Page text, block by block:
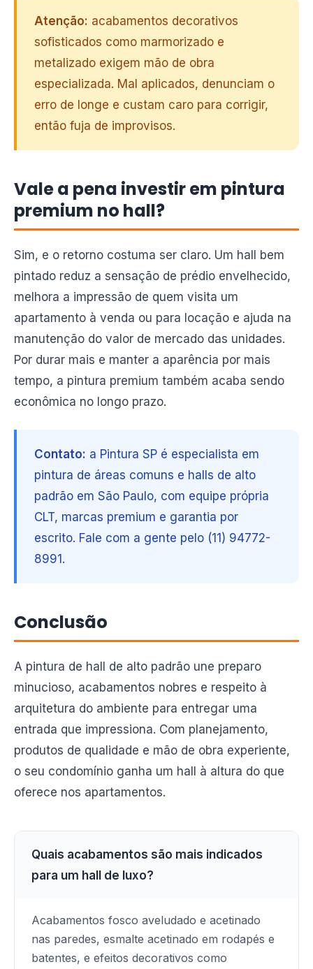
Atenção: acabamentos decorativos
sofisticados como marmorizado e
metalizado exigem mão de obra
especializada. Mal aplicados, denunciam o
erro de longe e custam caro para corrigir,
então fuja de improvisos.
Vale a pena investir em pintura
premium no hall?
Sim, e o retorno costuma ser claro. Um hall bem
pintado reduz a sensação de prédio envelhecido,
melhora a impressão de quem visita um
apartamento à venda ou para locação e ajuda na
manutenção do valor de mercado das unidades.
Por durar mais e manter a aparência por mais
tempo, a pintura premium também acaba sendo
econômica no longo prazo.
Contato: a Pintura SP é especialista em
pintura de áreas comuns e halls de alto
padrão em São Paulo, com equipe própria
CLT, marcas premium e garantia por
escrito. Fale com a gente pelo (11) 94772-
8991.
Conclusão
A pintura de hall de alto padrão une preparo
minucioso, acabamentos nobres e respeito à
arquitetura do ambiente para entregar uma
entrada que impressiona. Com planejamento,
produtos de qualidade e mão de obra experiente,
o seu condomínio ganha um hall à altura do que
oferece nos apartamentos.
Quais acabamentos são mais indicados
para um hall de luxo?
Acabamentos fosco aveludado e acetinado
nas paredes, esmalte acetinado em rodapés e
batentes, e efeitos decorativos como